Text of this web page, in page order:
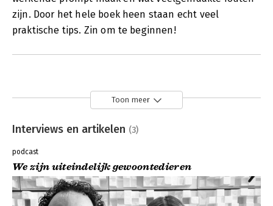
zijn. Door het hele boek heen staan echt veel
praktische tips. Zin om te beginnen!
Toon meer
Interviews en artikelen (3)
podcast
We zijn uiteindelijk gewoontedieren